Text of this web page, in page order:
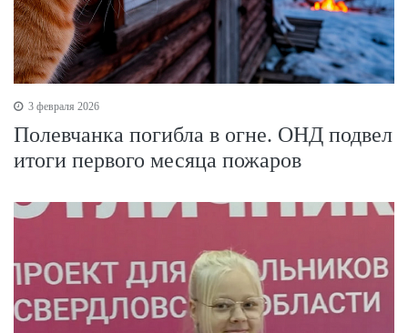
3 февраля 2026
Полевчанка погибла в огне. ОНД подвел
итоги первого месяца пожаров